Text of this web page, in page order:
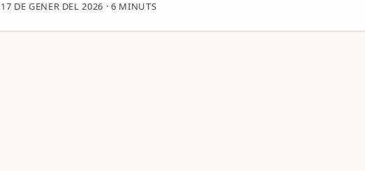
com Grey Alchemy, IBEX, AJ Marketing, GVN Marketing i Sphere Agency
17 DE GENER DEL 2026 · 6 MINUTS